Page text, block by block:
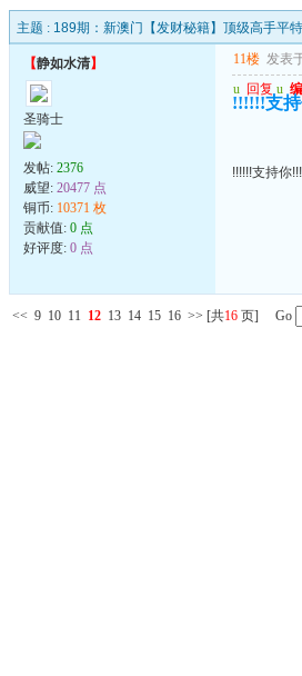
主题 : 189期：新澳门【发财秘籍】顶级高手平
【静如水清】
圣骑士
发帖: 2376
威望: 20477 点
铜币: 10371 枚
贡献值: 0 点
好评度: 0 点
11楼 发表
u 回复 u
!!!!!!支
!!!!!!支持你
<< 9 10 11 12 13 14 15 16 >> [共16 页] Go